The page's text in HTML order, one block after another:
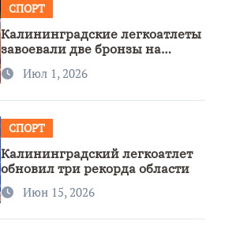
СПОРТ
Калининградские легкоатлеты
завоевали две бронзы на
первенстве России
Июл 1, 2026
СПОРТ
Калининградский легкоатлет
обновил три рекорда области
Июн 15, 2026